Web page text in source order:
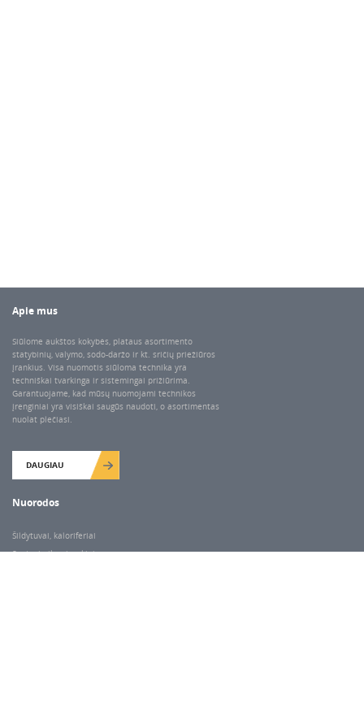
Apie mus
Siūlome aukštos kokybės, plataus asortimento
statybinių, valymo, sodo-daržo ir kt. sričių priežiūros
įrankius. Visa nuomotis siūloma technika yra
techniškai tvarkinga ir sistemingai prižiūrima.
Garantuojame, kad mūsų nuomojami technikos
įrenginiai yra visiškai saugūs naudoti, o asortimentas
nuolat plečiasi.
DAUGIAU
Nuorodos
Šildytuvai, kaloriferiai
Santechnikos įrankiai